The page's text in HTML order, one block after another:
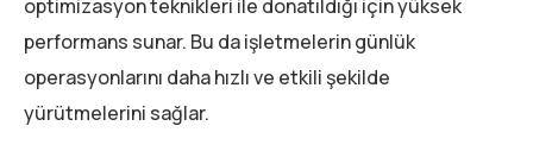
optimizasyon teknikleri ile donatıldığı için yüksek
performans sunar. Bu da işletmelerin günlük
operasyonlarını daha hızlı ve etkili şekilde
yürütmelerini sağlar.